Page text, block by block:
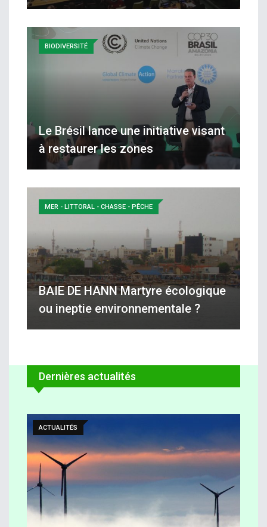
Le Brésil lance une initiative visant
à restaurer les zones
BIODIVERSITÉ
BAIE DE HANN Martyre écologique
ou ineptie environnementale ?
MER - LITTORAL - CHASSE - PÊCHE
Dernières actualités
ACTUALITÉS